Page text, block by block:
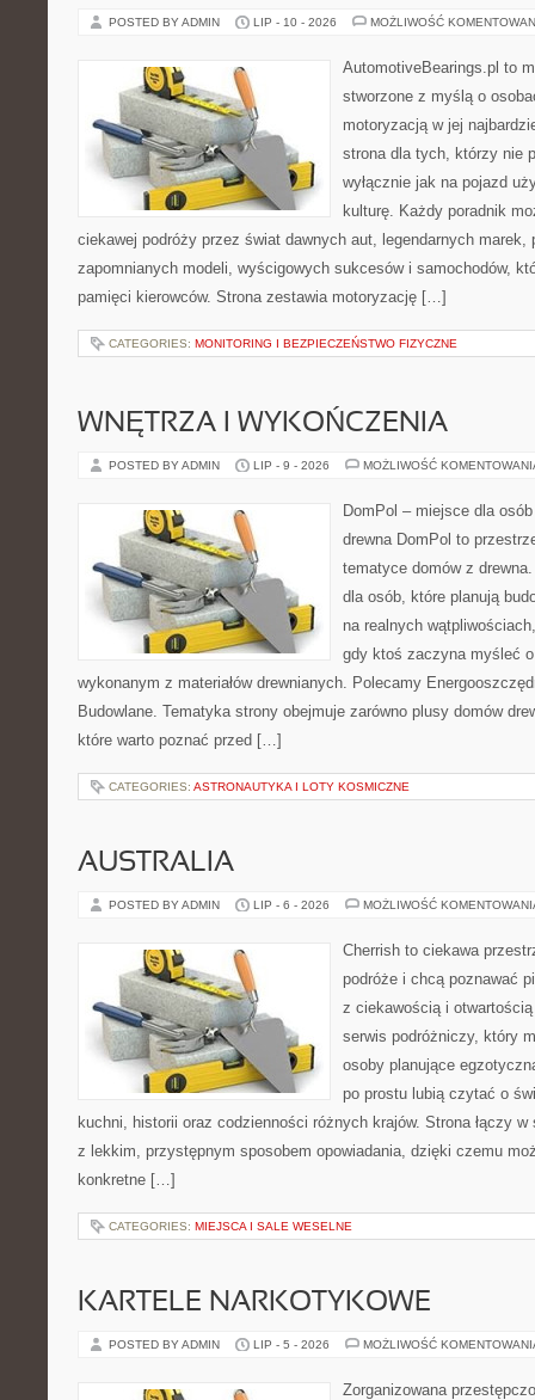
POSTED BY ADMIN LIP - 10 - 2026 MOŻLIWOŚĆ
AutomotiveBearings.pl to
stworzone z myślą o
motoryzacją w jej
strona dla tych, którzy nie
wyłącznie jak na pojazd
kulturę. Każdy poradnik
ciekawej podróży przez świat dawnych aut, legendarnych marek,
zapomnianych modeli, wyścigowych sukcesów i samochodów,
pamięci kierowców. Strona zestawia motoryzację […]
CATEGORIES: MONITORING I BEZPIECZEŃSTWO FIZYCZNE
WNĘTRZA I WYKOŃCZENIA
POSTED BY ADMIN LIP - 9 - 2026 MOŻLIWOŚĆ
DomPol – miejsce dla
drewna DomPol to
tematyce domów z
dla osób, które planują
na realnych
gdy ktoś zaczyna myśleć o
wykonanym z materiałów drewnianych. Polecamy
Budowlane. Tematyka strony obejmuje zarówno plusy domów
które warto poznać przed […]
CATEGORIES: ASTRONAUTYKA I LOTY KOSMICZNE
AUSTRALIA
POSTED BY ADMIN LIP - 6 - 2026 MOŻLIWOŚĆ
Cherrish to ciekawa
podróże i chcą poznawać
z ciekawością i
serwis podróżniczy, który
osoby planujące
po prostu lubią czytać o
kuchni, historii oraz codzienności różnych krajów. Strona łączy
z lekkim, przystępnym sposobem opowiadania, dzięki czemu
konkretne […]
CATEGORIES: MIEJSCA I SALE WESELNE
KARTELE NARKOTYKOWE
POSTED BY ADMIN LIP - 5 - 2026 MOŻLIWOŚĆ
Zorganizowana